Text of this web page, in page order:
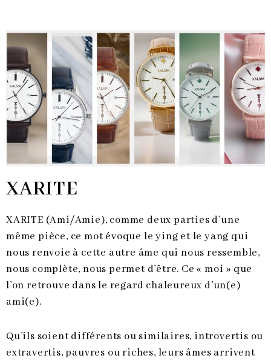
XARITE
XARITE (Ami/Amie), comme deux parties d’une
même pièce, ce mot évoque le ying et le yang qui
nous renvoie à cette autre âme qui nous ressemble,
nous complète, nous permet d’être. Ce « moi » que
l’on retrouve dans le regard chaleureux d’un(e)
ami(e).
Qu’ils soient différents ou similaires, introvertis ou
extravertis, pauvres ou riches, leurs âmes arrivent